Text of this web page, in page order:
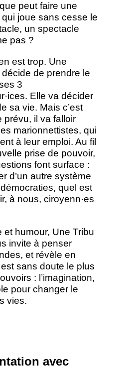
peut faire une
joue sans cesse le
un spectacle
pas ?
est trop. Une
de prendre le
3
Elle va décider
sa vie. Mais c’est
prévu, il va falloir
marionnettistes, qui
à leur emploi. Au fil
prise de pouvoir,
font surface :
d’un autre système
quel est
à nous, ciroyenn·es
et humour, Une Tribu
invite à penser
et révèle en
sans doute le plus
: l’imagination,
pour changer le
vies.
avec